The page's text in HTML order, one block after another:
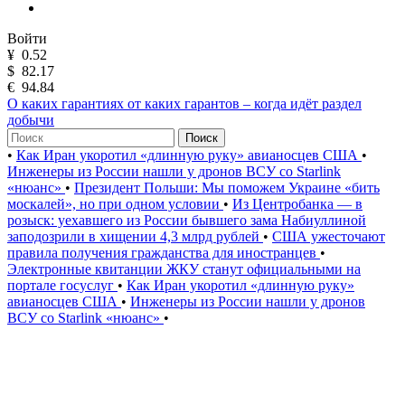
Войти
¥ 0.52
$ 82.17
€ 94.84
О каких гарантиях от каких гарантов – когда идёт раздел
добычи
Поиск
• Как Иран укоротил «длинную руку» авианосцев США •
Инженеры из России нашли у дронов ВСУ со Starlink
«нюанс» • Президент Польши: Мы поможем Украине «бить
москалей», но при одном условии • Из Центробанка — в
розыск: уехавшего из России бывшего зама Набиуллиной
заподозрили в хищении 4,3 млрд рублей • США ужесточают
правила получения гражданства для иностранцев •
Электронные квитанции ЖКУ станут официальными на
портале госуслуг • Как Иран укоротил «длинную руку»
авианосцев США • Инженеры из России нашли у дронов
ВСУ со Starlink «нюанс» •